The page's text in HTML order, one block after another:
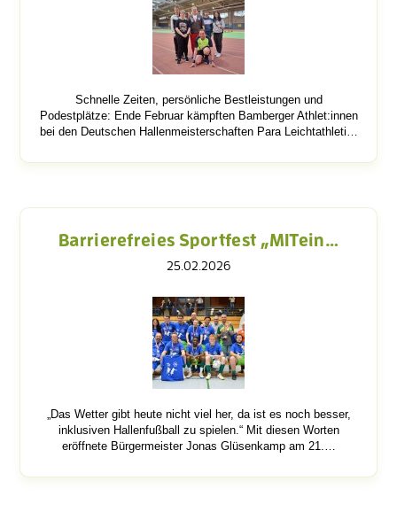
Schnelle Zeiten, persönliche Bestleistungen und
Podestplätze: Ende Februar kämpften Bamberger Athlet:innen
bei den Deutschen Hallenmeisterschaften Para Leichtathleti…
Barrierefreies Sportfest „MITein…
25.02.2026
„Das Wetter gibt heute nicht viel her, da ist es noch besser,
inklusiven Hallenfußball zu spielen.“ Mit diesen Worten
eröffnete Bürgermeister Jonas Glüsenkamp am 21.…